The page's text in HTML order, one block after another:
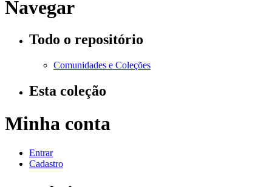
Navegar
Todo o repositório
Comunidades e Coleções
Esta coleção
Minha conta
Entrar
Cadastro